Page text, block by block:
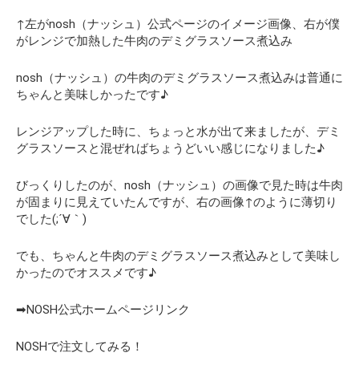
↑左がnosh（ナッシュ）公式ページのイメージ画像、右が僕
がレンジで加熱した牛肉のデミグラスソース煮込み
nosh（ナッシュ）の牛肉のデミグラスソース煮込みは普通に
ちゃんと美味しかったです♪
レンジアップした時に、ちょっと水が出て来ましたが、デミ
グラスソースと混ぜればちょうどいい感じになりました♪
びっくりしたのが、nosh（ナッシュ）の画像で見た時は牛肉
が固まりに見えていたんですが、右の画像↑のように薄切り
でした(;´∀｀)
でも、ちゃんと牛肉のデミグラスソース煮込みとして美味し
かったのでオススメです♪
➡NOSH公式ホームページリンク
NOSHで注文してみる！